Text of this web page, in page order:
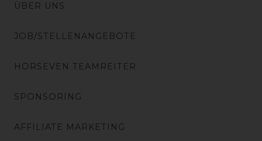
ÜBER UNS
JOB/STELLENANGEBOTE
HORSEVEN TEAMREITER
SPONSORING
AFFILIATE MARKETING